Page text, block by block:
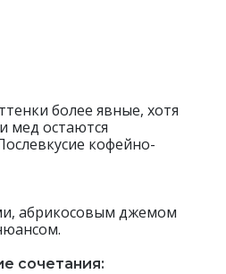
более явные, хотя
мед остаются
кофейно-
абрикосовым джемом
сочетания: